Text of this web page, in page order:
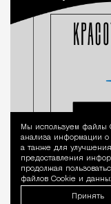
Мы используем файлы
анализа информации о
а также для
предоставления
продолжая
файлов Cookie и
Принять